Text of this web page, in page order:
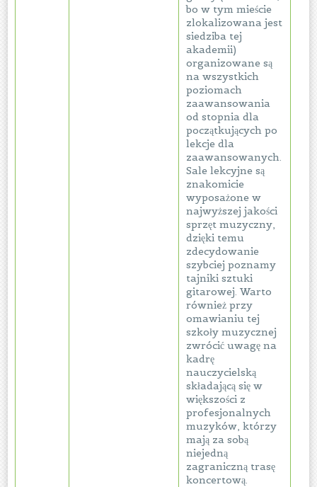
bo w tym mieście
zlokalizowana jest
siedziba tej
akademii)
organizowane są
na wszystkich
poziomach
zaawansowania
od stopnia dla
początkujących po
lekcje dla
zaawansowanych.
Sale lekcyjne są
znakomicie
wyposażone w
najwyższej jakości
sprzęt muzyczny,
dzięki temu
zdecydowanie
szybciej poznamy
tajniki sztuki
gitarowej. Warto
również przy
omawianiu tej
szkoły muzycznej
zwrócić uwagę na
kadrę
nauczycielską
składającą się w
większości z
profesjonalnych
muzyków, którzy
mają za sobą
niejedną
zagraniczną trasę
koncertową.